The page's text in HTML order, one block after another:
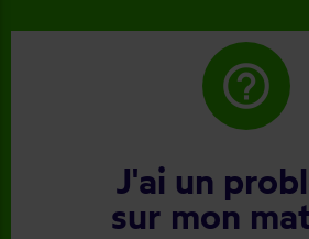
help_outline
J'ai un
sur mon